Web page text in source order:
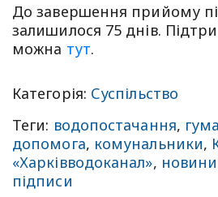
До завершення прийому
залишилося 75 днів.
можна тут.
Категорія: Суспільство
Теги: водопостачання,
допомога, комунальники,
«Харківводоканал»,
підписи